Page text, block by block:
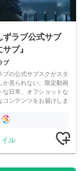
ずラブ公式サブ
ブ』
ブ
ブの公式サブスクがスタ
か見られない、限定動画
な日常、オフショットな
コンテンツをお届けしま
ル